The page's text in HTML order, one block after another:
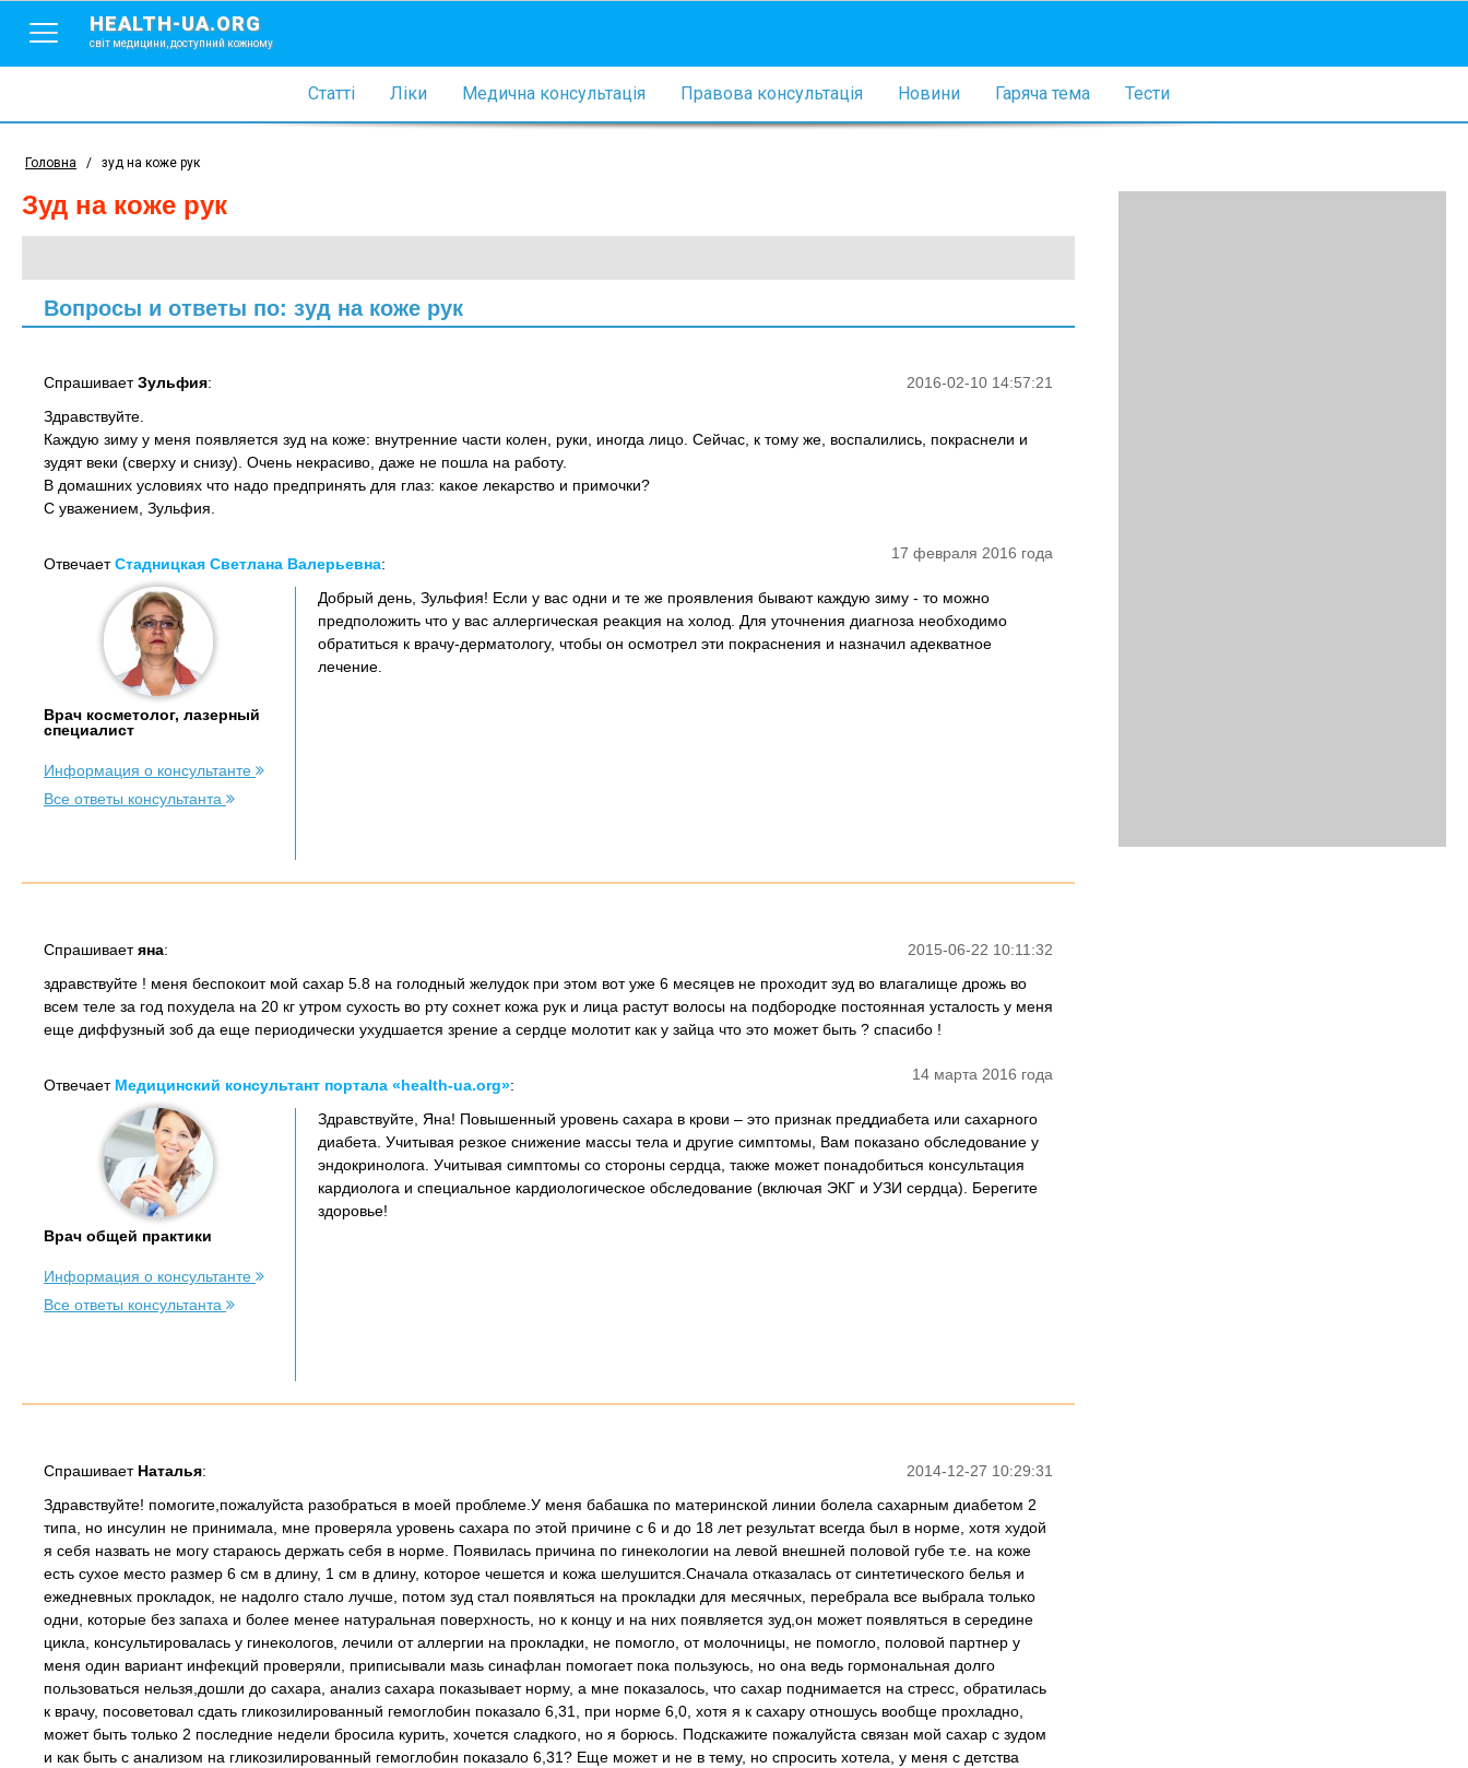
HEALTH-UA.ORG
світ медицини, доступний кожному
Статті Ліки Медична консультація Правова консультація Новини Гаряча тема Тести
Головна / зуд на коже рук
зуд на коже рук
Вопросы и ответы по: зуд на коже рук
2016-02-10 14:57:21
СпрашиваетЗульфия:
Здравствуйте.
Каждую зиму у меня появляется зуд на коже: внутренние части колен, руки, иногда лицо. Сейчас, к тому же, воспалились, покраснели и
зудят веки (сверху и снизу). Очень некрасиво, даже не пошла на работу.
В домашних условиях что надо предпринять для глаз: какое лекарство и примочки?
С уважением, Зульфия.
17 февраля 2016 года
ОтвечаетСтадницкая Светлана Валерьевна:
Врач косметолог, лазерный
специалист
Информация о консультанте
Все ответы консультанта
Добрый день, Зульфия! Если у вас одни и те же проявления бывают каждую зиму - то можно
предположить что у вас аллергическая реакция на холод. Для уточнения диагноза необходимо
обратиться к врачу-дерматологу, чтобы он осмотрел эти покраснения и назначил адекватное
лечение.
2015-06-22 10:11:32
Спрашиваетяна:
здравствуйте ! меня беспокоит мой сахар 5.8 на голодный желудок при этом вот уже 6 месяцев не проходит зуд во влагалище дрожь во
всем теле за год похудела на 20 кг утром сухость во рту сохнет кожа рук и лица растут волосы на подбородке постоянная усталость у меня
еще диффузный зоб да еще периодически ухудшается зрение а сердце молотит как у зайца что это может быть ? спасибо !
14 марта 2016 года
Отвечает Медицинский консультант портала «health-ua.org»:
Врач общей практики
Информация о консультанте
Все ответы консультанта
Здравствуйте, Яна! Повышенный уровень сахара в крови – это признак преддиабета или сахарного
диабета. Учитывая резкое снижение массы тела и другие симптомы, Вам показано обследование у
эндокринолога. Учитывая симптомы со стороны сердца, также может понадобиться консультация
кардиолога и специальное кардиологическое обследование (включая ЭКГ и УЗИ сердца). Берегите
здоровье!
2014-12-27 10:29:31
Спрашивает Наталья:
Здравствуйте! помогите,пожалуйста разобраться в моей проблеме.У меня бабашка по материнской линии болела сахарным диабетом 2
типа, но инсулин не принимала, мне проверяла уровень сахара по этой причине с 6 и до 18 лет результат всегда был в норме, хотя худой
я себя назвать не могу стараюсь держать себя в норме. Появилась причина по гинекологии на левой внешней половой губе т.е. на коже
есть сухое место размер 6 см в длину, 1 см в длину, которое чешется и кожа шелушится.Сначала отказалась от синтетического белья и
ежедневных прокладок, не надолго стало лучше, потом зуд стал появляться на прокладки для месячных, перебрала все выбрала только
одни, которые без запаха и более менее натуральная поверхность, но к концу и на них появляется зуд,он может появляться в середине
цикла, консультировалась у гинекологов, лечили от аллергии на прокладки, не помогло, от молочницы, не помогло, половой партнер у
меня один вариант инфекций проверяли, приписывали мазь синафлан помогает пока пользуюсь, но она ведь гормональная долго
пользоваться нельзя,дошли до сахара, анализ сахара показывает норму, а мне показалось, что сахар поднимается на стресс, обратилась
к врачу, посоветовал сдать гликозилированный гемоглобин показало 6,31, при норме 6,0, хотя я к сахару отношусь вообще прохладно,
может быть только 2 последние недели бросила курить, хочется сладкого, но я борюсь. Подскажите пожалуйста связан мой сахар с зудом
и как быть с анализом на гликозилированный гемоглобин показало 6,31? Еще может и не в тему, но спросить хотела, у меня с детства